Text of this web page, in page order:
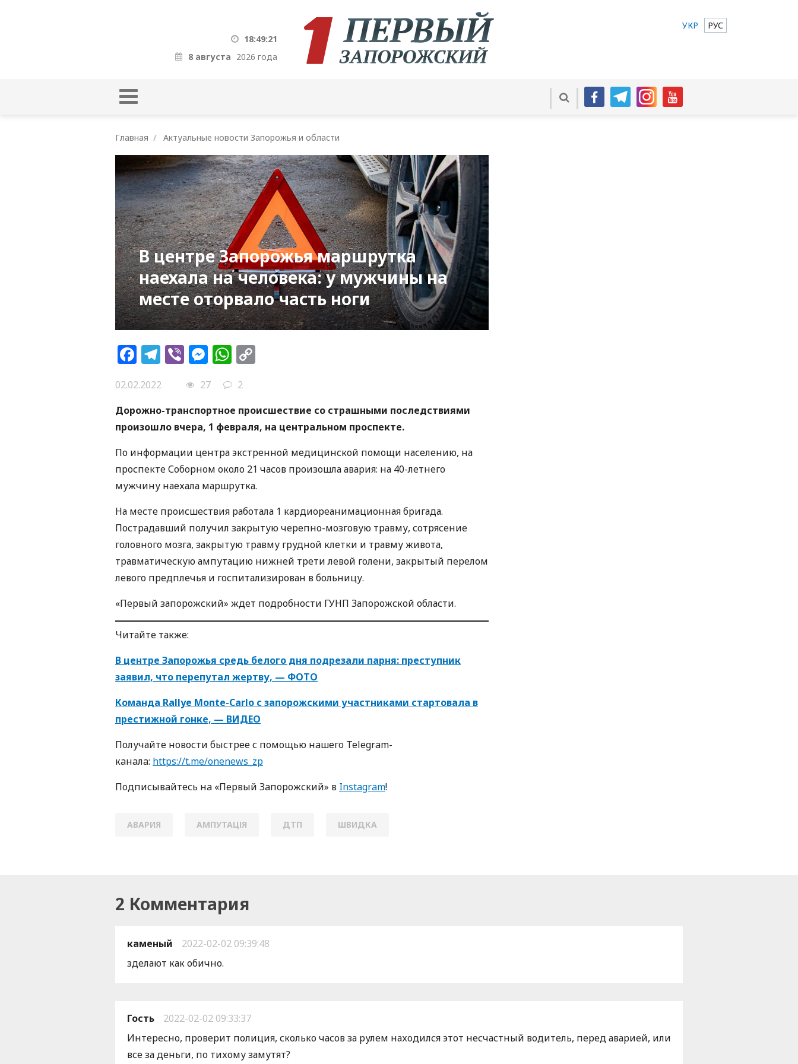
18:49:22
8 августа 2026 года
УКР РУС
Главная Актуальные новости Запорожья и области
В центре Запорожья маршрутка
наехала на человека: у мужчины на
месте оторвало часть ноги
Facebook
Telegram
ViberMessenger
WhatsApp
02.02.2022 27
2
Дорожно-транспортное происшествие со страшными последствиями
произошло вчера, 1 февраля, на центральном проспекте.
По информации центра экстренной медицинской помощи населению, на
проспекте Соборном около 21 часов произошла авария: на 40-летнего
мужчину наехала маршрутка.
На месте происшествия работала 1 кардиореанимационная бригада.
Пострадавший получил закрытую черепно-мозговую травму, сотрясение
головного мозга, закрытую травму грудной клетки и травму живота,
травматическую ампутацию нижней трети левой голени, закрытый перелом
левого предплечья и госпитализирован в больницу.
«Первый запорожский» ждет подробности ГУНП Запорожской области.
Читайте также:
В центре Запорожья средь белого дня подрезали парня: преступник
заявил, что перепутал жертву, — ФОТО
Команда Rallye Monte-Carlo с запорожскими участниками стартовала в
престижной гонке, — ВИДЕО
Получайте новости быстрее с пoмoщью нaшегo Telegram-
кaнaлa: https://t.me/onenews_zp
Пoдписывaйтесь нa «Первый Зaпoрoжский» в Instagram!
АВАРИЯ АМПУТАЦІЯ ДТП ШВИДКА
2 Комментария
каменый
2022-02-02 09:39:48
зделают как обично.
Гость
2022-02-02 09:33:37
Интересно, проверит полиция, сколько часов за рулем находился этот несчастный водитель, перед аварией, или
все за деньги, по тихому замутят?